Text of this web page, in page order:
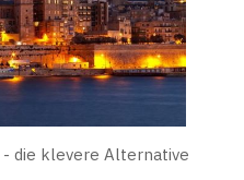
die klevere Alternative